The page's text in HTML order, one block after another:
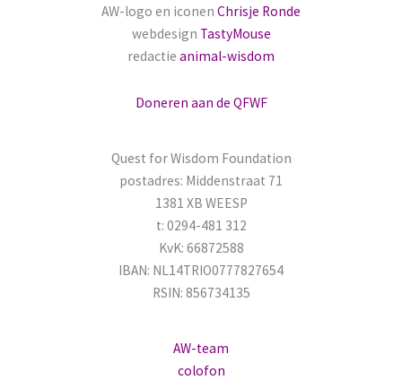
AW-logo en iconen Chrisje Ronde
webdesign TastyMouse
redactie animal-wisdom
Doneren aan de QFWF
Quest for Wisdom Foundation
postadres: Middenstraat 71
1381 XB WEESP
t: 0294-481 312
KvK: 66872588
IBAN: NL14TRIO0777827654
RSIN: 856734135
AW-team
colofon